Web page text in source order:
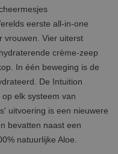
eerste all-in-one
vrouwen. Vier uiterst
crème-zeep
In één beweging is de
De Intuition
elk systeem van
uitvoering is een nieuwere
bevatten naast een
natuurlijke Aloe.